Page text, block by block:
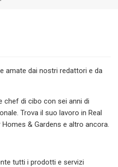
amate dai nostri redattori e da
chef di cibo con sei anni di
Trova il suo lavoro in Real
& Gardens e altro ancora.
tutti i prodotti e servizi